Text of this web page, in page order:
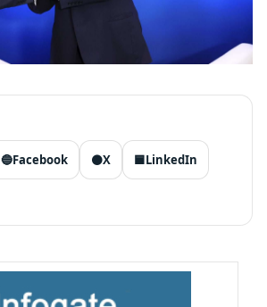
🔵Facebook ⚫X 🟦LinkedIn